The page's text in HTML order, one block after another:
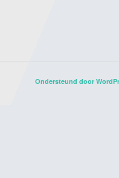
Ondersteund door